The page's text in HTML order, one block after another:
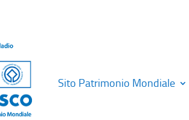
Sito Patrimonio Mondiale